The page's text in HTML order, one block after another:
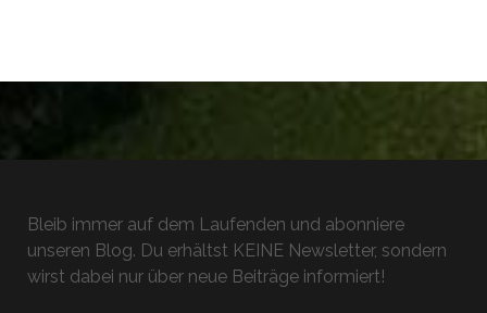
Bleib immer auf dem Laufenden und abonniere
unseren Blog. Du erhältst KEINE Newsletter, sondern
wirst dabei nur über neue Beiträge informiert!